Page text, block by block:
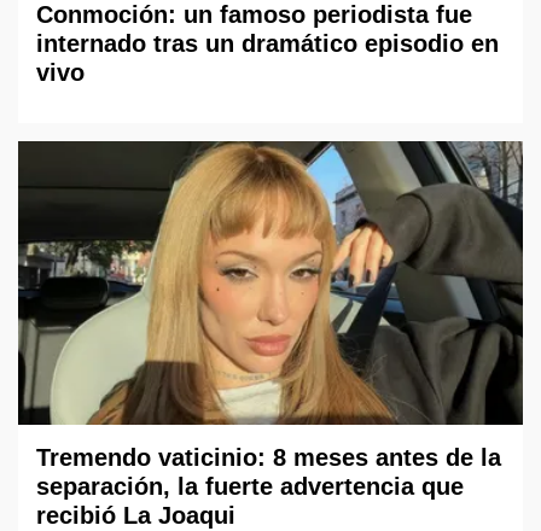
Conmoción: un famoso periodista fue
internado tras un dramático episodio en
vivo
Tremendo vaticinio: 8 meses antes de la
separación, la fuerte advertencia que
recibió La Joaqui